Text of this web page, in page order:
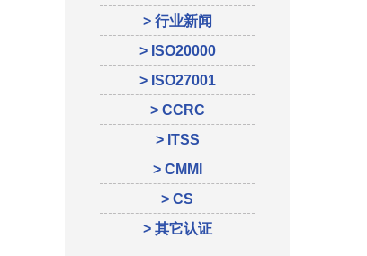
> 行业新闻
> ISO20000
> ISO27001
> CCRC
> ITSS
> CMMI
> CS
> 其它认证